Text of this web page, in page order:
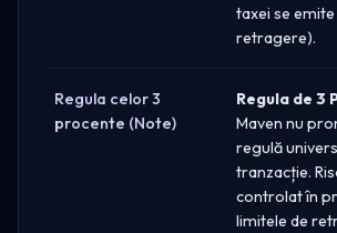
taxei se
retragere).
Regula celor 3
procente (Note)
Regula de 3
Maven nu
regulă
tranzacție.
controlat în
limitele de